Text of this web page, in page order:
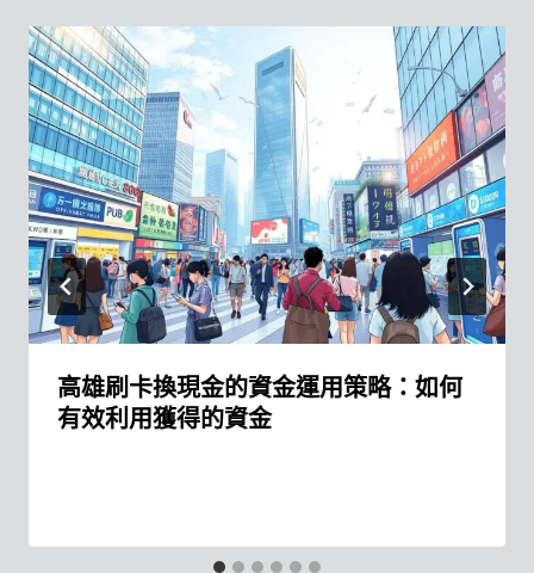
高雄刷卡換現金的資金運用策略：如何
有效利用獲得的資金